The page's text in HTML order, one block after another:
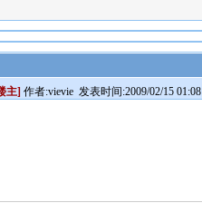
主] 作者:vievie 发表时间:2009/02/15 01:08